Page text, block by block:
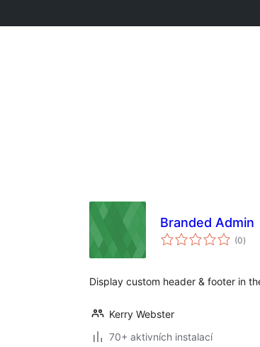
Branded Admin
(0)
Display custom header & footer in
Kerry Webster
70+ aktivních instalací